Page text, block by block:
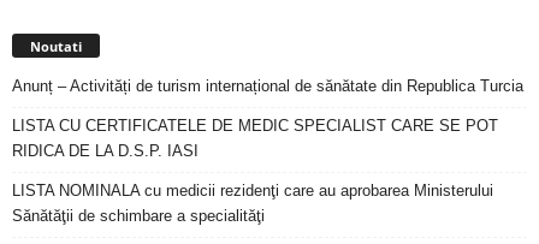
Noutati
Anunț – Activități de turism internațional de sănătate din Republica Turcia
LISTA CU CERTIFICATELE DE MEDIC SPECIALIST CARE SE POT
RIDICA DE LA D.S.P. IASI
LISTA NOMINALA cu medicii rezidenţi care au aprobarea Ministerului
Sănătăţii de schimbare a specialităţi